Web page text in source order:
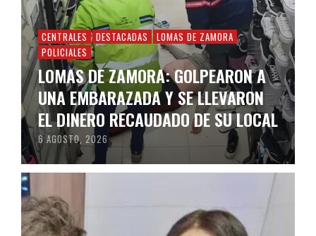
CENTRALES DESTACADAS
LOMAS DE ZAMORA
POLICIALES
LOMAS DE ZAMORA: GOLPEARON A
UNA EMBARAZADA Y SE LLEVARON
EL DINERO RECAUDADO DE SU LOCAL
6 AGOSTO, 2026